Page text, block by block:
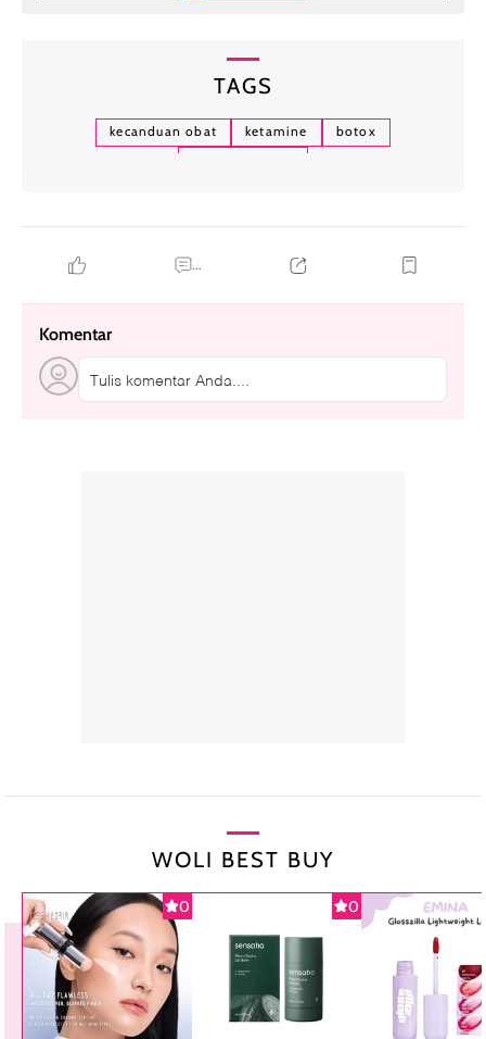
TAGS
kecanduan obat ketamine
botox
...
Komentar
Tulis komentar Anda....
WOLI BEST BUY
0 0